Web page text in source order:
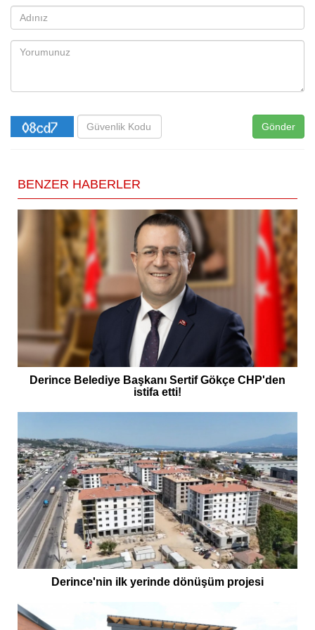
Gönder
BENZER HABERLER
Derince Belediye Başkanı Sertif Gökçe CHP'den
istifa etti!
Derince'nin ilk yerinde dönüşüm projesi